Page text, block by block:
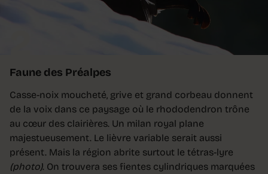
Faune des Préalpes
Casse-noix moucheté, grive et grand corbeau donnent
de la voix dans ce paysage où le rhododendron trône
au cœur des clairières. Un milan royal plane
majestueusement. Le lièvre variable serait aussi
présent. Mais la région abrite surtout le tétras-lyre
(photo). On trouvera ses fientes cylindriques marquées